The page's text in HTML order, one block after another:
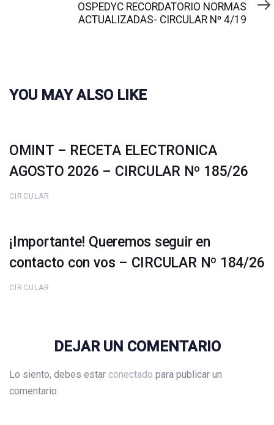
OSPEDYC RECORDATORIO NORMAS
ACTUALIZADAS- CIRCULAR Nº 4/19
YOU MAY ALSO LIKE
OMINT – RECETA ELECTRONICA
AGOSTO 2026 – CIRCULAR Nº 185/26
CIRCULAR
¡Importante! Queremos seguir en
contacto con vos – CIRCULAR Nº 184/26
CIRCULAR
DEJAR UN COMENTARIO
Lo siento, debes estar conectado para publicar un
comentario.